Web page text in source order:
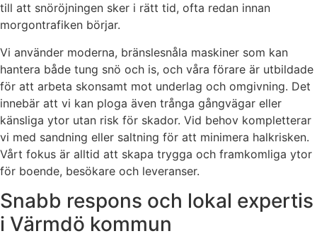
till att snöröjningen sker i rätt tid, ofta redan innan
morgontrafiken börjar.
Vi använder moderna, bränslesnåla maskiner som kan
hantera både tung snö och is, och våra förare är utbildade
för att arbeta skonsamt mot underlag och omgivning. Det
innebär att vi kan ploga även trånga gångvägar eller
känsliga ytor utan risk för skador. Vid behov kompletterar
vi med sandning eller saltning för att minimera halkrisken.
Vårt fokus är alltid att skapa trygga och framkomliga ytor
för boende, besökare och leveranser.
Snabb respons och lokal expertis
i Värmdö kommun